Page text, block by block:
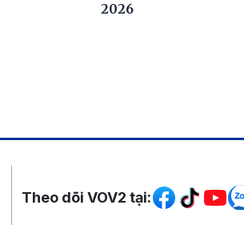
2026
Mạng xã hội
Theo dõi VOV2 tại: